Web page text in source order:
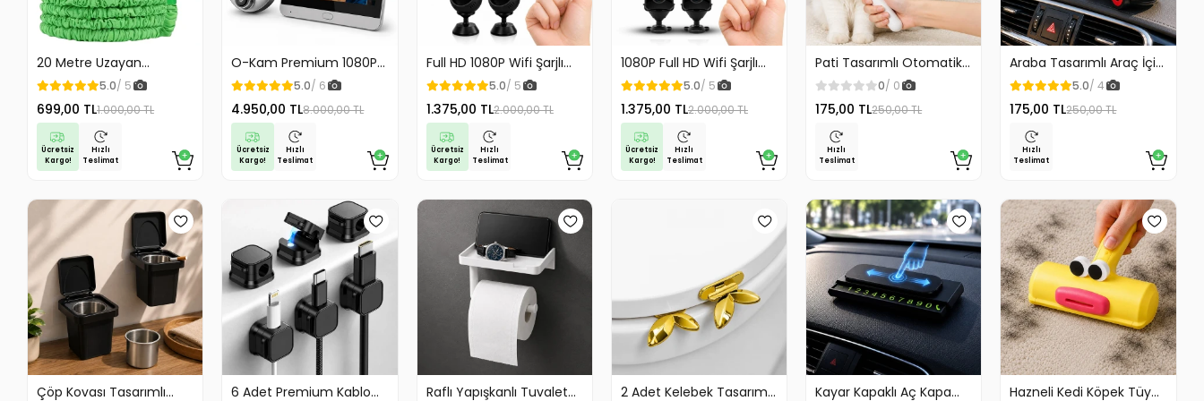
20 Metre Uzayan
Tabancalı Hortum Magic
Hose Bahçe Hortumu
Sulama Hortumu
5.0/ 5
699,00 TL1.000,00 TL
Ücretsiz
Kargo!
Hızlı
Teslimat
O-Kam Premium 1080P
Full HD Kayıt Yapabilen
Wifi Kameralı Kapı Zili
Görüntülü Kapı Dürbünü
Hareket Algılama İki
Yönlü Görüşme
5.0/ 6
4.950,00 TL8.000,00 TL
Ücretsiz
Kargo!
Hızlı
Teslimat
Full HD 1080P Wifi Şarjlı
Mini Güvenlik Kamerası
Geniş Açılı Balık Gözü
Maksimum Görüntü
Kalitesi
5.0/ 5
1.375,00 TL2.000,00 TL
Ücretsiz
Kargo!
Hızlı
Teslimat
1080P Full HD Wifi Şarjlı
Mini Güvenlik Kamerası
Geniş Açılı Balık Gözü
Maksimum Görüntü
Kalitesi
5.0/ 5
1.375,00 TL2.000,00 TL
Ücretsiz
Kargo!
Hızlı
Teslimat
Pati Tasarımlı Otomatik
Temizlenen Evcil Hayvan
Fırçası
0/ 0
175,00 TL250,00 TL
Hızlı
Teslimat
Araba Tasarımlı Araç İçi
Telefon Tutucu 360
Dönebilen Ayarlı
5.0/ 4
175,00 TL250,00 TL
Hızlı
Teslimat
Çöp Kovası Tasarımlı
6 Adet Premium Kablo
Raflı Yapışkanlı Tuvalet
2 Adet Kelebek Tasarım
Kayar Kapaklı Aç Kapa
Hazneli Kedi Köpek Tüy